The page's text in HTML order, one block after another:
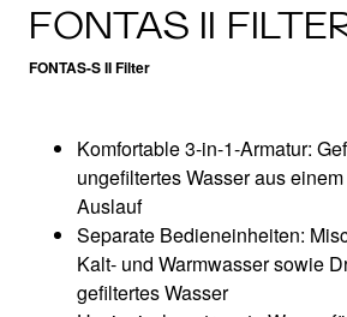
FONTAS II
FONTAS-S II Filter
Komfortable 3-in-1-Armatur:
ungefiltertes Wasser aus
Auslauf
Separate Bedieneinheiten:
Kalt- und Warmwasser sowie
gefiltertes Wasser